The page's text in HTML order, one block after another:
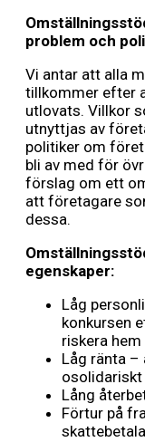
problem och
Vi antar att alla
tillkommer efter
utlovats. Villkor
utnyttjas av
politiker om
bli av med för
förslag om ett
att företagare
dessa.
egenskaper:
Låg
konkursen
riskera
Låg ränta –
osolidariskt
Lång
Förtur på